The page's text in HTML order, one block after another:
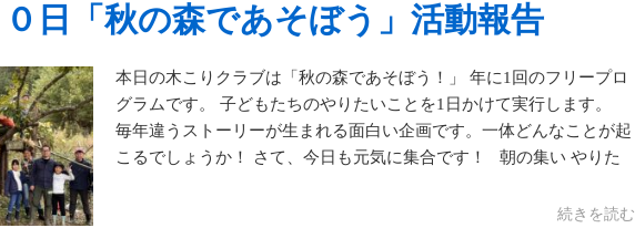
０日「秋の森であそぼう」活動報告
本日の木こりクラブは「秋の森であそぼう！」 年に1回のフリープロ
グラムです。 子どもたちのやりたいことを1日かけて実行します。
毎年違うストーリーが生まれる面白い企画です。一体どんなことが起
こるでしょうか！ さて、今日も元気に集合です！ 朝の集い やりた
続きを読む